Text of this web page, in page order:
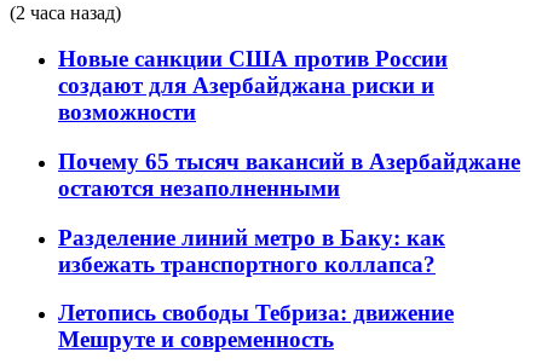
(2 часа назад)
Новые санкции США против России
создают для Азербайджана риски и
возможности
Почему 65 тысяч вакансий в Азербайджане
остаются незаполненными
Разделение линий метро в Баку: как
избежать транспортного коллапса?
Летопись свободы Тебриза: движение
Мешруте и современность